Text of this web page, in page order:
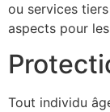
ou services
aspects pour
Tout individu